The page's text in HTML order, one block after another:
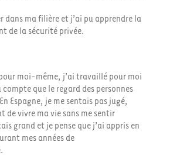
dans ma filière et j’ai pu apprendre la
de la sécurité privée.
moi-même, j’ai travaillé pour moi
compte que le regard des personnes
Espagne, je me sentais pas jugé,
de vivre ma vie sans me sentir
grand et je pense que j’ai appris en
mes années de